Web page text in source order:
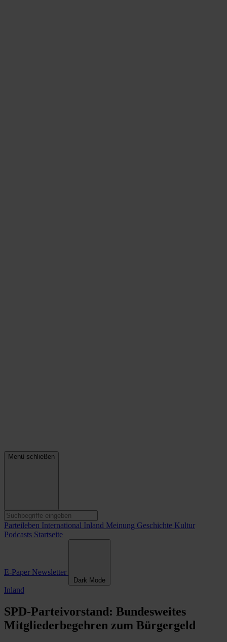
Menü schließen
Parteileben International Inland Meinung Geschichte Kultur
Podcasts Startseite
E-Paper Newsletter
Dark Mode
Inland
SPD-Parteivorstand: Bundesweites
Mitgliederbegehren zum Bürgergeld